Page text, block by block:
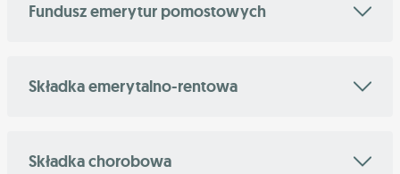
Fundusz emerytur pomostowych
Składka emerytalno-rentowa
Składka chorobowa